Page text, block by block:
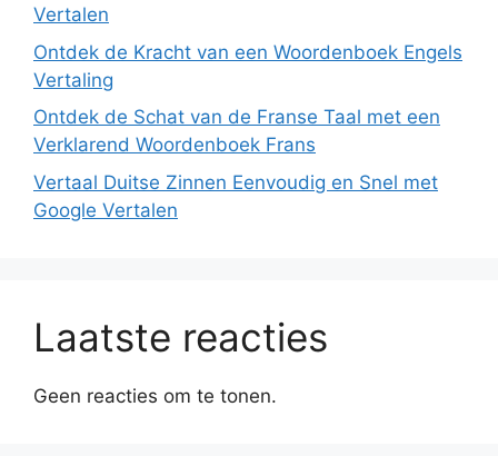
Vertalen
Ontdek de Kracht van een Woordenboek Engels
Vertaling
Ontdek de Schat van de Franse Taal met een
Verklarend Woordenboek Frans
Vertaal Duitse Zinnen Eenvoudig en Snel met
Google Vertalen
Laatste reacties
Geen reacties om te tonen.